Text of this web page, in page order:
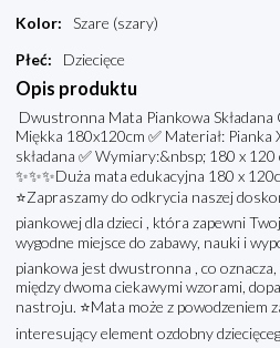
Kolor:
Szare (szary)
Płeć: Dziecięce
Opis produktu
Dwustronna Mata Piankowa
Miękka 180x120cm ✅ Materiał:
składana ✅ Wymiary:&nbsp; 180 x 120
✨✨✨Duża mata edukacyjna 180 x
⭐Zapraszamy do odkrycia naszej
piankowej dla dzieci , która zapewni
wygodne miejsce do zabawy, nauki i
piankowa jest dwustronna , co oznacza,
między dwoma ciekawymi wzorami,
nastroju. ⭐Mata może z powodzeniem
interesujący element ozdobny